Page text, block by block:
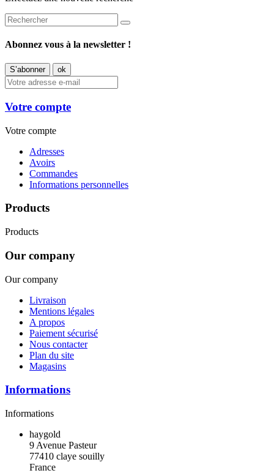
Abonnez vous à la newsletter !
Votre compte
Votre compte
Adresses
Avoirs
Commandes
Informations personnelles
Products
Products
Our company
Our company
Livraison
Mentions légales
A propos
Paiement sécurisé
Nous contacter
Plan du site
Magasins
Informations
Informations
haygold
9 Avenue Pasteur
77410 claye souilly
France